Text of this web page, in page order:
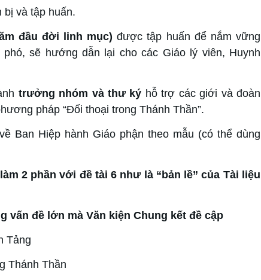
bị và tập huấn.
đầu đời linh mục) được tập huấn để nắm vững
sẽ hướng dẫn lại cho các Giáo lý viên, Huynh
trưởng nhóm và thư ký hỗ trợ các giới và đoàn
pháp “Đối thoại trong Thánh Thần”.
Ban Hiệp hành Giáo phận theo mẫu (có thể dùng
2 phần với đề tài 6 như là “bản lề” của Tài liệu
vấn đề lớn mà Văn kiện Chung kết đề cập
Tảng
Thánh Thần